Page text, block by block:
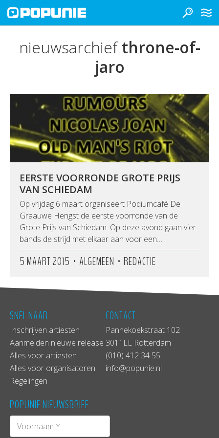
nieuwsarchiefthrone-of-
jaro
EERSTE VOORRONDE GROTE PRIJS
VAN SCHIEDAM
Op vrijdag 6 maart organiseert Podiumcafé De
Graauwe Hengst de eerste voorronde van de
Grote Prijs van Schiedam. Op deze avond gaan vier
bands de strijd met elkaar aan voor een…
5 MAART 2015 • ALGEMEEN • REDACTIE
SNEL NAAR
Inschrijven artiesten
Aanmelden nieuwe release
Alles voor artiesten
Alles voor organisatoren
Regelingen
CONTACT
Pannekoekstraat 102
3011LL Rotterdam
(010) 412 34 55
info@popunie.nl
POPUNIE NIEUWSBRIEF